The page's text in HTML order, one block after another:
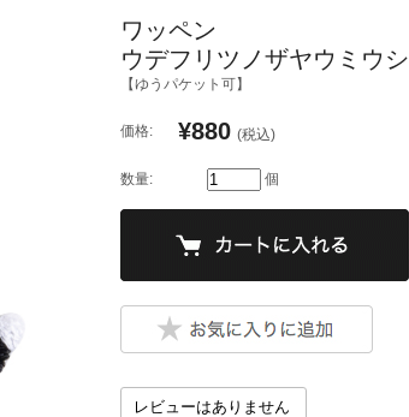
ワッペン
ウデフリツノザヤウミウシ
【ゆうパケット可】
価格: ¥880 (税込)
数量: 個
レビューはありません